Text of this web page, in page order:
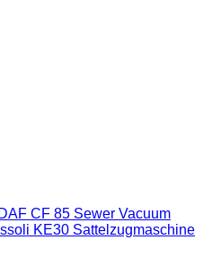
DAF CF 85 Sewer Vacuum
KE30 Sattelzugmaschine